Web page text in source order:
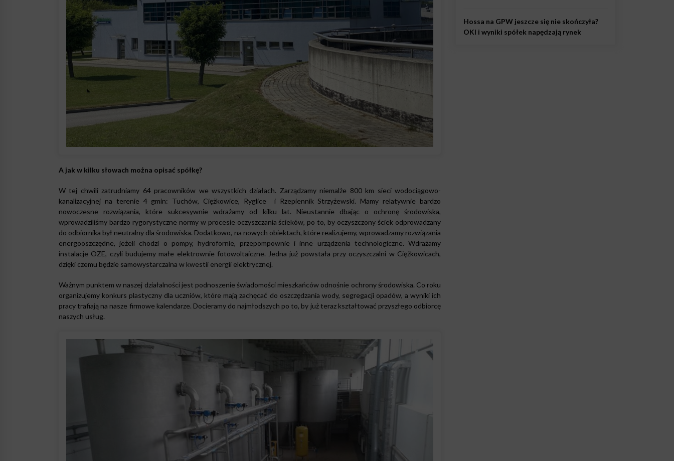
A jak w kilku słowach można opisać spółkę?
W tej chwili zatrudniamy 64 pracowników we wszystkich działach. Zarządzamy niemalże 800 km sieci wodociągowo-
kanalizacyjnej na terenie 4 gmin: Tuchów, Ciężkowice, Ryglice i Rzepiennik Strzyżewski. Mamy relatywnie bardzo
nowoczesne rozwiązania, które sukcesywnie wdrażamy od kilku lat. Nieustannie dbając o ochronę środowiska,
wprowadziliśmy bardzo rygorystyczne normy w procesie oczyszczania ścieków, po to, by oczyszczony ściek odprowadzany
do odbiornika był neutralny dla środowiska. Dodatkowo, na nowych obiektach, które realizujemy, wprowadzamy rozwiązania
energooszczędne, jeżeli chodzi o pompy, hydrofornie, przepompownie i inne urządzenia technologiczne. Wdrażamy
instalacje OZE, czyli budujemy małe elektrownie fotowoltaiczne. Jedna już powstała przy oczyszczalni w Ciężkowicach,
dzięki czemu będzie samowystarczalna w kwestii energii elektrycznej.
Ważnym punktem w naszej działalności jest podnoszenie świadomości mieszkańców odnośnie ochrony środowiska. Co roku
organizujemy konkurs plastyczny dla uczniów, które mają zachęcać do oszczędzania wody, segregacji opadów, a wyniki ich
pracy trafiają na nasze firmowe kalendarze. Docieramy do najmłodszych po to, by już teraz kształtować przyszłego odbiorcę
naszych usług.
Hossa na GPW jeszcze się nie skończyła?
OKI i wyniki spółek napędzają rynek